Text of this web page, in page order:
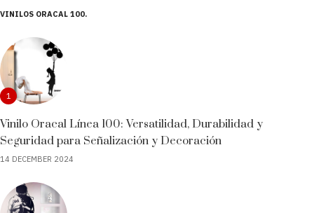
VINILOS ORACAL 100
1
Vinilo Oracal Línea 100: Versatilidad, Durabilidad y
Seguridad para Señalización y Decoración
14 DECEMBER 2024